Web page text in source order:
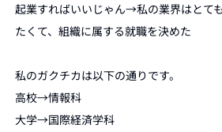
起業すればいいじゃん→私の業界はとて
たくて、組織に属する就職を決めた
私のガクチカは以下の通りです。
高校→情報科
大学→国際経済学科